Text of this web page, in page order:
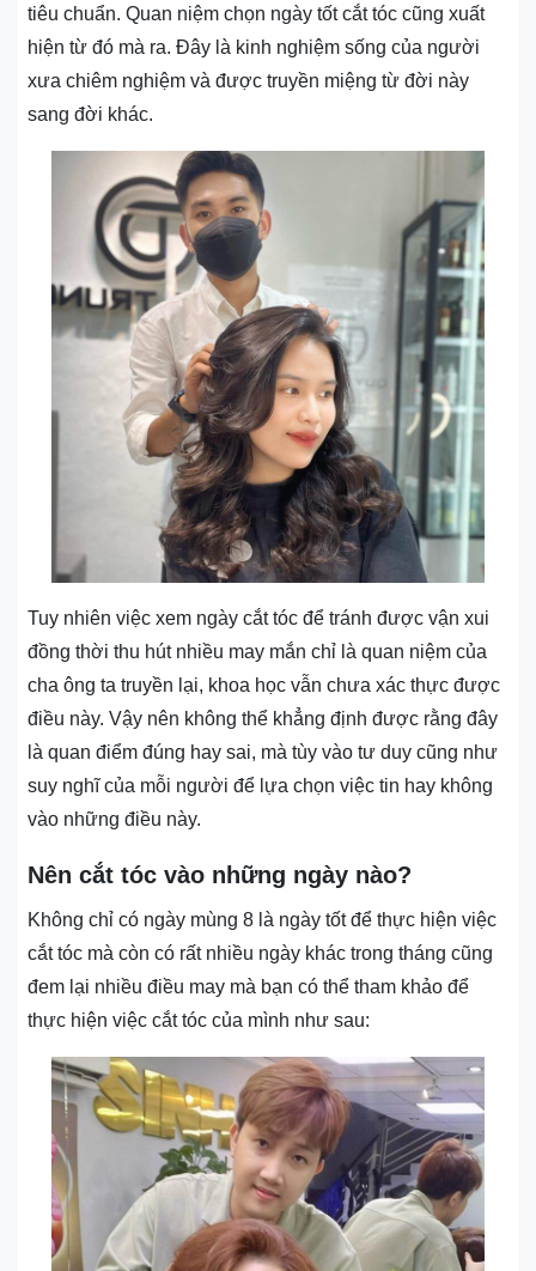
tiêu chuẩn. Quan niệm chọn ngày tốt cắt tóc cũng xuất
hiện từ đó mà ra. Đây là kinh nghiệm sống của người
xưa chiêm nghiệm và được truyền miệng từ đời này
sang đời khác.
Tuy nhiên việc xem ngày cắt tóc để tránh được vận xui
đồng thời thu hút nhiều may mắn chỉ là quan niệm của
cha ông ta truyền lại, khoa học vẫn chưa xác thực được
điều này. Vậy nên không thể khẳng định được rằng đây
là quan điểm đúng hay sai, mà tùy vào tư duy cũng như
suy nghĩ của mỗi người để lựa chọn việc tin hay không
vào những điều này.
Nên cắt tóc vào những ngày nào?
Không chỉ có ngày mùng 8 là ngày tốt để thực hiện việc
cắt tóc mà còn có rất nhiều ngày khác trong tháng cũng
đem lại nhiều điều may mà bạn có thể tham khảo để
thực hiện việc cắt tóc của mình như sau: